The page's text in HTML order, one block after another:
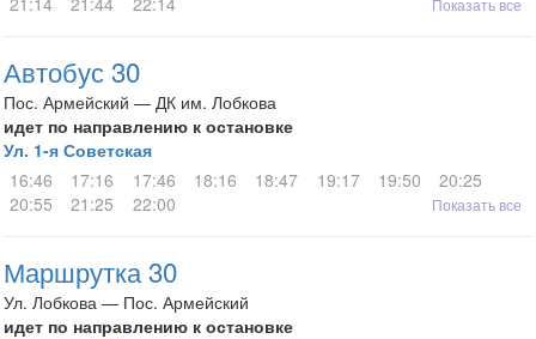
Показать все
Автобус 30
Пос. Армейский — ДК им. Лобкова
идет по направлению к остановке
Ул. 1-я Советская
16:46
17:16 17:46 18:16 18:47 19:17 19:50
20:25
20:55
21:25 22:00 Показать все
Маршрутка 30
Ул. Лобкова — Пос. Армейский
идет по направлению к остановке